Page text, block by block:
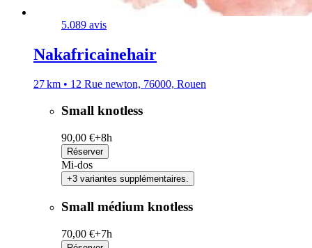
5.089 avis
Nakafricainehair
27 km • 12 Rue newton, 76000, Rouen
Small knotless
90,00 €+8h
Réserver
Mi-dos
+3 variantes supplémentaires.
Small médium knotless
70,00 €+7h